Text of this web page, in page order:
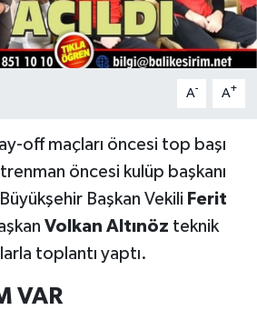
A- A+
off maçları öncesi top başı
öncesi kulüp başkanı
Büyükşehir Başkan Vekili Ferit
Volkan Altınöz teknik
toplantı yaptı.
VAR